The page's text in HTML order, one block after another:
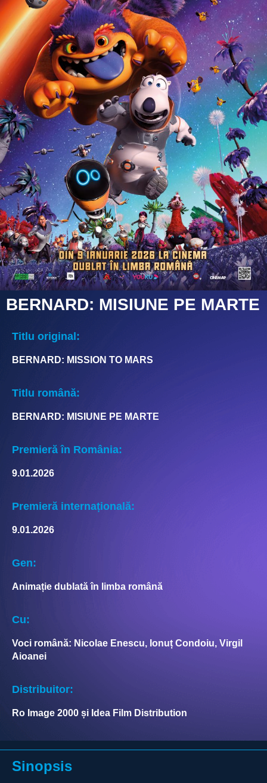
BERNARD: MISIUNE PE MARTE
Titlu original:
BERNARD: MISSION TO MARS
Titlu română:
BERNARD: MISIUNE PE MARTE
Premieră în România:
9.01.2026
Premieră internațională:
9.01.2026
Gen:
Animație dublată în limba română
Cu:
Voci română: Nicolae Enescu, Ionuț Condoiu, Virgil
Aioanei
Distribuitor:
Ro Image 2000 și Idea Film Distribution
Sinopsis